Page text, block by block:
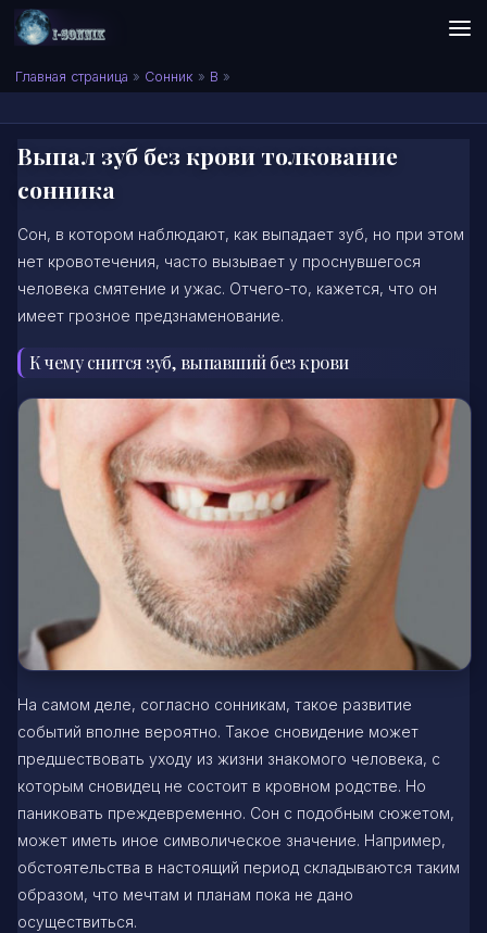
Skip to content
Сонник I-SONNIK.COM
Главная страница » Сонник » В »
Выпал зуб без крови толкование
сонника
Сон, в котором наблюдают, как выпадает зуб, но при этом
нет кровотечения, часто вызывает у проснувшегося
человека смятение и ужас. Отчего-то, кажется, что он
имеет грозное предзнаменование.
К чему снится зуб, выпавший без крови
На самом деле, согласно сонникам, такое развитие
событий вполне вероятно. Такое сновидение может
предшествовать уходу из жизни знакомого человека, с
которым сновидец не состоит в кровном родстве. Но
паниковать преждевременно. Сон с подобным сюжетом,
может иметь иное символическое значение. Например,
обстоятельства в настоящий период складываются таким
образом, что мечтам и планам пока не дано
осуществиться.